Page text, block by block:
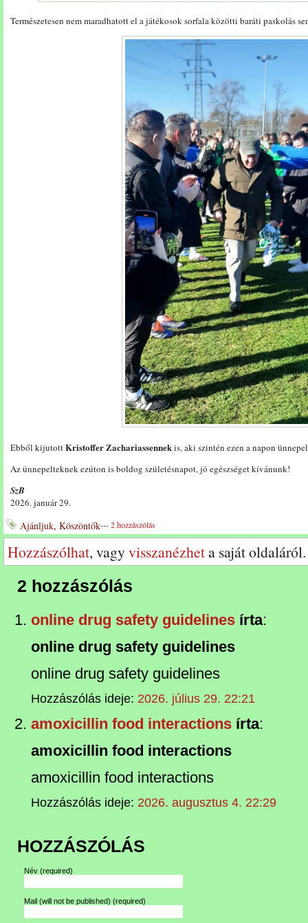
Természetesen nem maradhatott el a játékosok sorfala közötti baráti paskolás
Ebből kijutottKristoffer Zachariassennekis, aki szintén ezen a napon
Az ünnepelteknek ezúton is boldog születésnapot, jó egészséget kívánunk!
SzB
2026. január 29.
Ajánljuk, Köszöntők---2 hozzászólás
Hozzászólhat, vagyvisszanézheta saját oldaláról.
2 hozzászólás
online drug safety guidelines írta:
online drug safety guidelines
online drug safety guidelines
Hozzászólás ideje: 2026. július 29. 22:21
amoxicillin food interactions írta:
amoxicillin food interactions
amoxicillin food interactions
Hozzászólás ideje: 2026. augusztus 4. 22:29
HOZZÁSZÓLÁS
Név (required)
Mail (will not be published) (required)